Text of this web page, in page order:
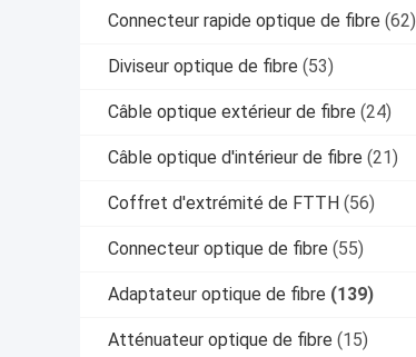
Connecteur rapide optique de fibre (62)
Diviseur optique de fibre (53)
Câble optique extérieur de fibre (24)
Câble optique d'intérieur de fibre (21)
Coffret d'extrémité de FTTH (56)
Connecteur optique de fibre (55)
Adaptateur optique de fibre (139)
Atténuateur optique de fibre (15)